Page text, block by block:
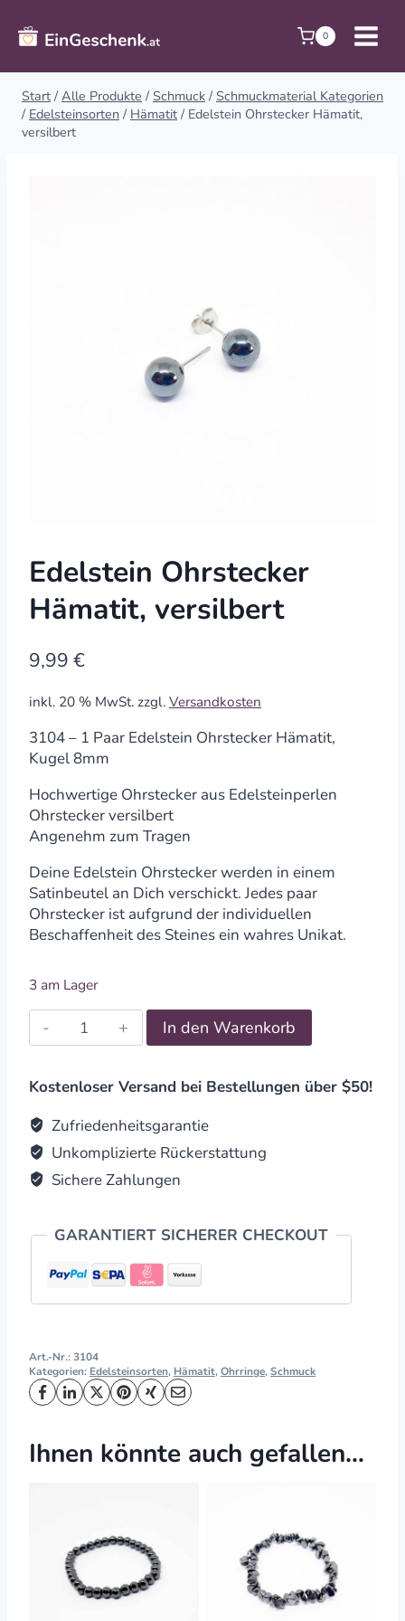
Inhalt
springen
0
Start / Alle Produkte / Schmuck / Schmuckmaterial Kategorien
/ Edelsteinsorten / Hämatit / Edelstein Ohrstecker Hämatit,
versilbert
Edelstein Ohrstecker
Hämatit, versilbert
9,99 €
inkl. 20 % MwSt. zzgl. Versandkosten
3104 – 1 Paar Edelstein Ohrstecker Hämatit,
Kugel 8mm
Hochwertige Ohrstecker aus Edelsteinperlen
Ohrstecker versilbert
Angenehm zum Tragen
Deine Edelstein Ohrstecker werden in einem
Satinbeutel an Dich verschickt. Jedes paar
Ohrstecker ist aufgrund der individuellen
Beschaffenheit des Steines ein wahres Unikat.
3 am Lager
Edelstein
Ohrstecker
versilbert
In den Warenkorb
Kostenloser Versand bei Bestellungen über $50!
Zufriedenheitsgarantie
Unkomplizierte Rückerstattung
Sichere Zahlungen
GARANTIERT SICHERER CHECKOUT
Art.-Nr.:3104
Kategorien: Edelsteinsorten, Hämatit,Ohrringe,Schmuck
Ihnen könnte auch gefallen…